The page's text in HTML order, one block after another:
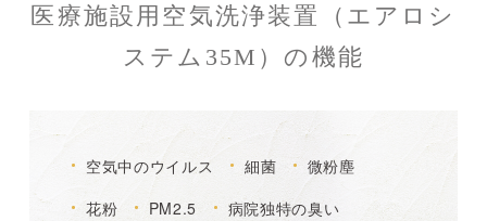
医療施設用空気洗浄装置（エアロシ
ステム35M）の機能
空気中のウイルス 細菌
微粉塵
花粉
PM2.5 病院独特の臭い